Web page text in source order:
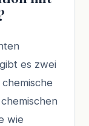
es zwei
wie